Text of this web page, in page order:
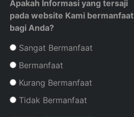
Apakah Informasi yang tersaji
pada website Kami bermanfaat
bagi Anda?
Sangat Bermanfaat
Bermanfaat
Kurang Bermanfaat
Tidak Bermanfaat